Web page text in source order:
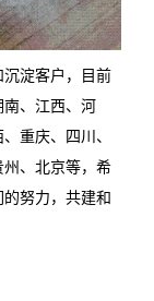
淀客户，目前
、江西、河
重庆、四川、
州、北京等，希
努力，共建和